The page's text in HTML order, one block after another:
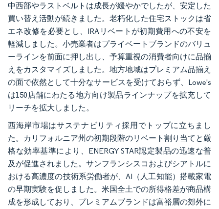
中西部やラストベルトは成長が緩やかでしたが、安定した
買い替え活動が続きました。老朽化した住宅ストックは省
エネ改修を必要とし、IRAリベートが初期費用への不安を
軽減しました。小売業者はプライベートブランドのバリュ
ーラインを前面に押し出し、予算重視の消費者向けに品揃
えをカスタマイズしました。地方地域はプレミアム品揃え
の面で依然として十分なサービスを受けておらず、Lowe's
は150店舗にわたる地方向け製品ラインナップを拡充して
リーチを拡大しました。
西海岸市場はサステナビリティ採用でトップに立ちまし
た。カリフォルニア州の初期段階のリベート割り当てと厳
格な効率基準により、ENERGY STAR認定製品の迅速な普
及が促進されました。サンフランシスコおよびシアトルに
おける高濃度の技術系労働者が、AI（人工知能）搭載家電
の早期実験を促しました。米国全土での所得格差が商品構
成を形成しており、プレミアムブランドは富裕層の郊外に